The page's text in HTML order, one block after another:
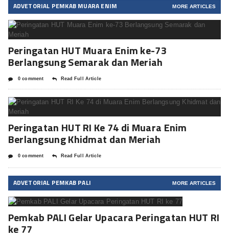
ADVETORIAL PEMKAB MUARA ENIM MORE ARTICLES
Peringatan HUT Muara Enim ke-73
Berlangsung Semarak dan Meriah
0 comment Read Full Article
Peringatan HUT RI Ke 74 di Muara Enim
Berlangsung Khidmat dan Meriah
0 comment Read Full Article
ADVETORIAL PEMKAB PALI MORE ARTICLES
Pemkab PALI Gelar Upacara Peringatan HUT RI
ke 77